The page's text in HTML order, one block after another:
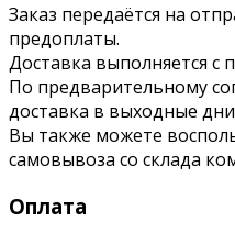
Заказ передаётся на
предоплаты.
Доставка выполняется с
По предварительному
доставка в выходные
Вы также можете
самовывоза со склада
Оплата